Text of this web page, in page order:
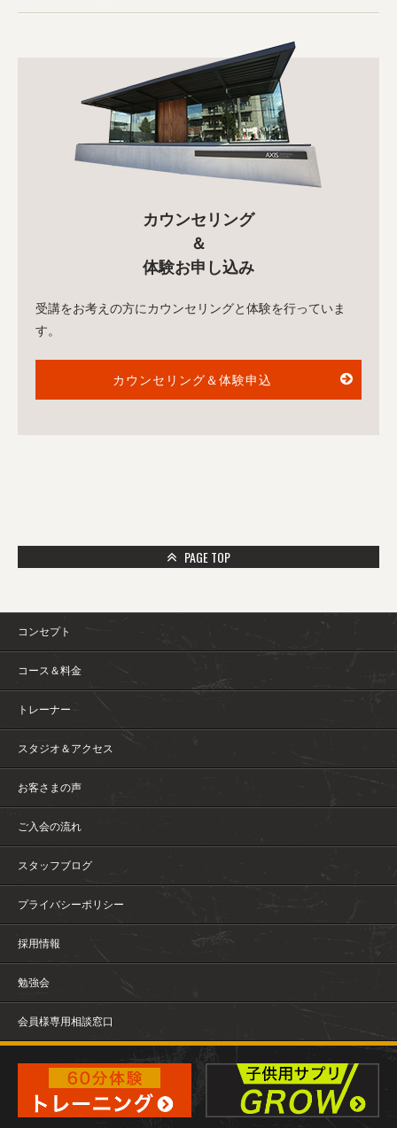
カウンセリング
＆
体験お申し込み
受講をお考えの方にカウンセリングと体験を行っていま
す。
カウンセリング＆体験申込
PAGE TOP
コンセプト
コース＆料金
トレーナー
スタジオ＆アクセス
お客さまの声
ご入会の流れ
スタッフブログ
プライバシーポリシー
採用情報
勉強会
会員様専用相談窓口
オ(本町店 平和店 原店)